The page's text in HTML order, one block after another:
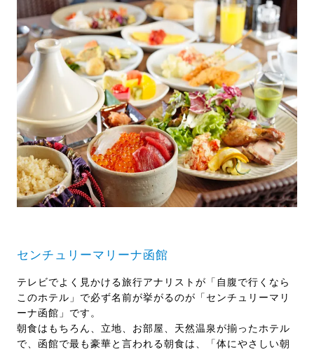
センチュリーマリーナ函館
テレビでよく見かける旅行アナリストが「自腹で行くなら
このホテル」で必ず名前が挙がるのが「センチュリーマリ
ーナ函館」です。
朝食はもちろん、立地、お部屋、天然温泉が揃ったホテル
で、函館で最も豪華と言われる朝食は、「体にやさしい朝